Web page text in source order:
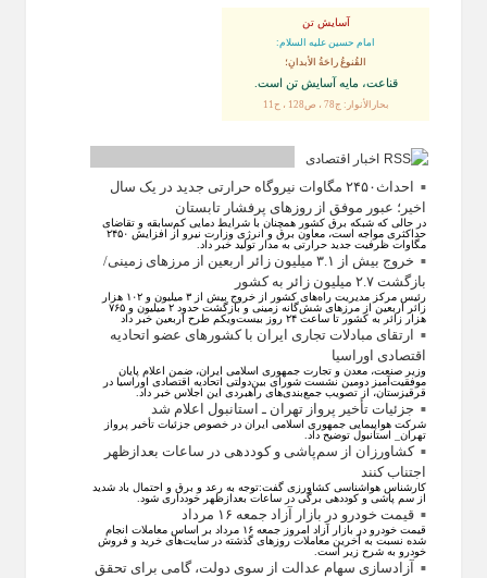
آسایش تن
امام حسین علیه السلام:
القُنوعُ راحَةُ الأبدانِ؛
قناعت، مايه آسايش تن است.
بحارالأنوار: ج78 ، ص128 ، ح11
اخبار اقتصادی
احداث۲۴۵۰ مگاوات نیروگاه حرارتی جدید در یک سال
اخیر؛ عبور موفق از روز‌های پرفشار تابستان
در حالی که شبکه برق کشور همچنان با شرایط دمایی کم‌سابقه و تقاضای
حداکثری مواجه است، معاون برق و انرژی وزارت نیرو از افزایش ۲۴۵۰
مگاوات ظرفیت جدید حرارتی به مدار تولید خبر داد.
خروج بیش از ۳.۱ میلیون زائر اربعین از مرزهای زمینی/
بازگشت ۲.۷ میلیون زائر به کشور
رئیس مرکز مدیریت راه‌های کشور از خروج بیش از ۳ میلیون و ۱۰۲ هزار
زائر اربعین از مرزهای شش‌گانه زمینی و بازگشت حدود ۲ میلیون و ۷۶۵
هزار زائر به کشور تا ساعت ۲۴ روز بیست‌ویکم طرح اربعین خبر داد
ارتقای مبادلات تجاری ایران با کشور‌های عضو اتحادیه
اقتصادی اوراسیا
وزیر صنعت، معدن و تجارت جمهوری اسلامی ایران، ضمن اعلام پایان
موفقیت‌آمیز دومین نشست شورای بین‌دولتی اتحادیه اقتصادی اوراسیا در
قرقیزستان، از تصویب جمع‌بندی‌های راهبردی این اجلاس خبر داد.
جزئیات تأخیر پرواز تهران ـ استانبول اعلام شد
شرکت هواپیمایی جمهوری اسلامی ایران در خصوص جزئیات تأخیر پرواز
تهران_ استانبول توضیح داد.
کشاورزان از سم‌پاشی و کوددهی در ساعات بعدازظهر
اجتناب کنند
کارشناس هواشناسی کشاورزی گفت:توجه به رعد و برق و احتمال باد شدید
از سم پاشی و کوددهی برگی در ساعات بعدازظهر خودداری شود.
قیمت خودرو در بازار آزاد جمعه ۱۶ مرداد
قیمت خودرو در بازار آزاد امروز جمعه ۱۶ مرداد بر اساس معاملات انجام
شده نسبت به آخرین معاملات روز‌های گذشته در سایت‌های خرید و فروش
خودرو به شرح زیر است.
آزادسازی سهام عدالت از سوی دولت، گامی برای تحقق